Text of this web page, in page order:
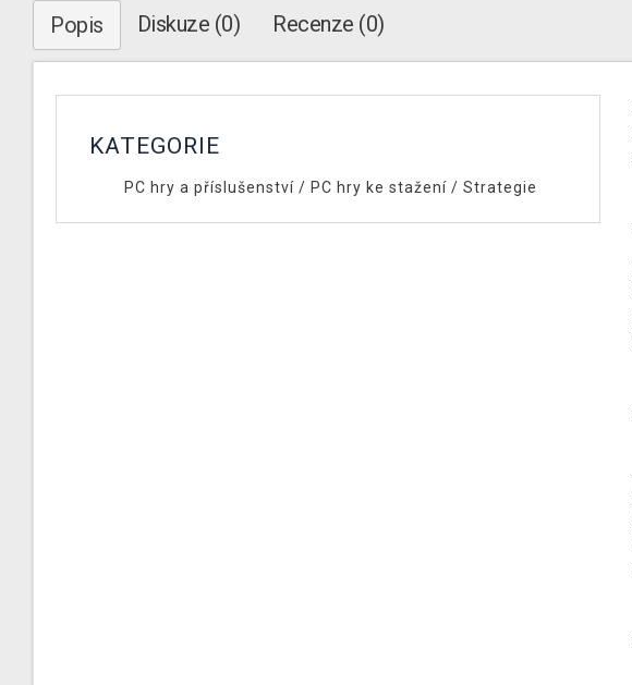
Popis Diskuze (0) Recenze (0)
KATEGORIE
PC hry a příslušenství/ PC hry ke stažení/ Strategie